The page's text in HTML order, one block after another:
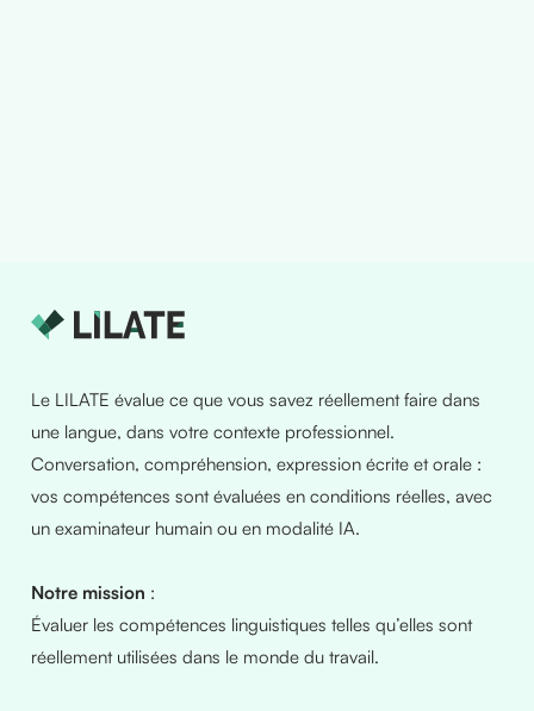
Le LILATE évalue ce que vous savez réellement faire dans
une langue, dans votre contexte professionnel.
Conversation, compréhension, expression écrite et orale :
vos compétences sont évaluées en conditions réelles, avec
un examinateur humain ou en modalité IA.
Notre mission :
Évaluer les compétences linguistiques telles qu’elles sont
réellement utilisées dans le monde du travail.